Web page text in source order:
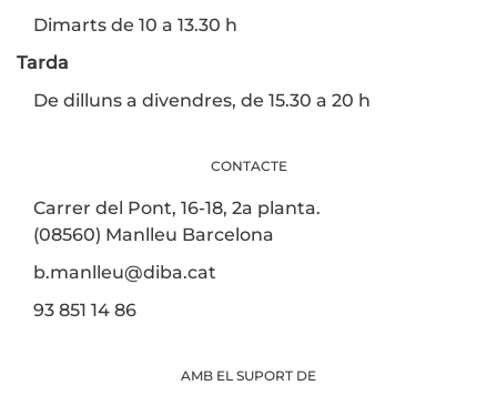
Dimarts de 10 a 13.30 h
Tarda
De dilluns a divendres, de 15.30 a 20 h
CONTACTE
Carrer del Pont, 16-18, 2a planta.
(08560) Manlleu Barcelona
b.manlleu@diba.cat
93 851 14 86
AMB EL SUPORT DE